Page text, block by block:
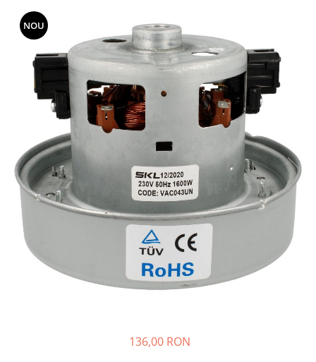
Hote
Plite
Accesorii si Piese Electrocasnice
Accesorii Piese Hote
Accesorii Piese Frigidere
Congelatoare
Accesorii Piese Espressoare
Cafetiere
Accesorii Piese Aspiratoare
Accesorii Piese Plite Aragazuri
Accesorii Piese Cuptoare
Accesorii Piese Cuptoare
Microunde
Accesorii Piese Aparate Cosmetice
NOU
136,00 RON